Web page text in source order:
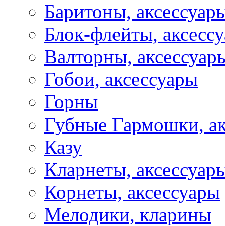
Баритоны,
Блок-флейты,
Валторны,
Гобои, аксессуары
Горны
Губные Гармошки,
Казу
Кларнеты,
Корнеты, аксессуары
Мелодики, кларины